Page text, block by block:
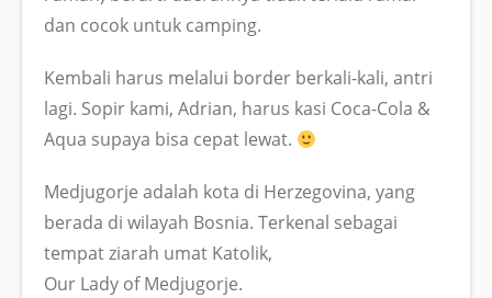
dan cocok untuk camping.
Kembali harus melalui border berkali-kali, antri
lagi. Sopir kami, Adrian, harus kasi Coca-Cola &
Aqua supaya bisa cepat lewat.
Medjugorje adalah kota di Herzegovina, yang
berada di wilayah Bosnia. Terkenal sebagai
tempat ziarah umat Katolik,
Our Lady of Medjugorje.